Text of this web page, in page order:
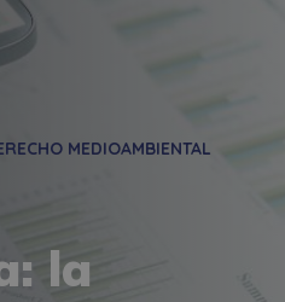
MEDIOAMBIENTAL
la